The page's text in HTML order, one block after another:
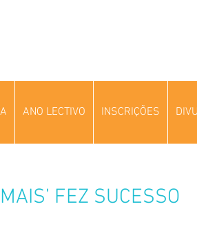
ANO LECTIVO INSCRIÇÕES
FEZ SUCESSO